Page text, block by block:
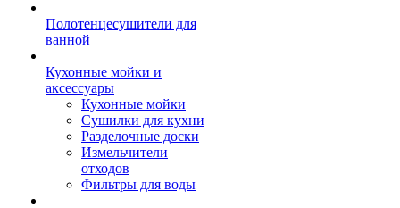
Полотенцесушители для
ванной
Кухонные мойки и
аксессуары
Кухонные мойки
Сушилки для кухни
Разделочные доски
Измельчители
отходов
Фильтры для воды